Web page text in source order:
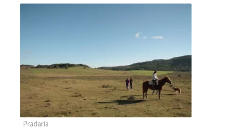
Pradaria